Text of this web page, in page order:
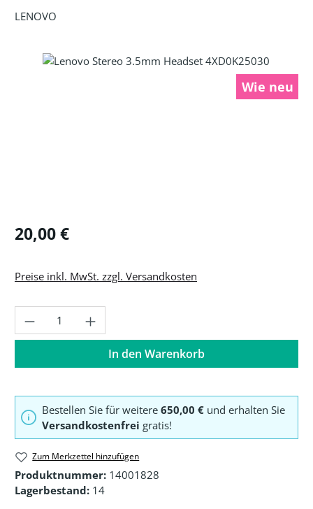
LENOVO
Bildergalerie überspringen
Wie neu
Regulärer Preis:
20,00 €
Preise inkl. MwSt. zzgl. Versandkosten
Produkt Anzahl: Gib den gewünschten
In den Warenkorb
Bestellen Sie für weitere 650,00 € und erhalten Sie
Versandkostenfrei gratis!
Zum Merkzettel hinzufügen
Produktnummer: 14001828
Lagerbestand: 14